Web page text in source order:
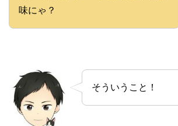
味にゃ？
そういうこと！